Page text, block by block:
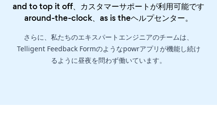
and to top it off、カスタマーサポートが利用可能です
around-the-clock、as is theヘルプセンター。
さらに、私たちのエキスパートエンジニアのチームは、
Telligent Feedback Formのようなpowrアプリが機能し続け
るように昼夜を問わず働いています。